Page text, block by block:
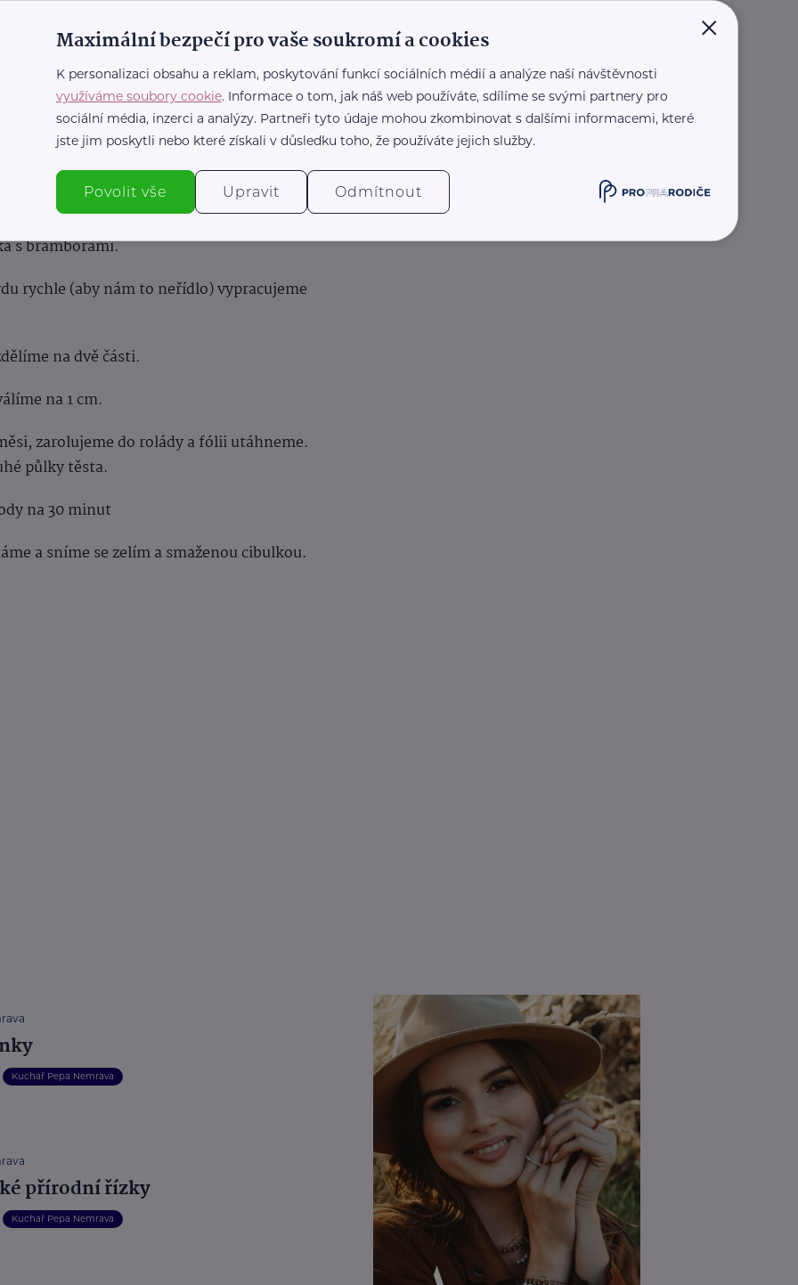
a přidáme k ní mleté maso.
chvilku provaříme, přidáme nasekanou
a nastrouháme na jemném struhadle.
vajíčka.
s bramborami.
rychle (aby nám to neřídlo) vypracujeme
na dvě části.
na 1 cm.
zarolujeme do rolády a fólii utáhneme.
půlky těsta.
na 30 minut
a sníme se zelím a smaženou cibulkou.
Kuchař Pepa Nemrava
přírodní řízky
Kuchař Pepa Nemrava
×
Maximální bezpečí pro vaše soukromí a cookies
K personalizaci obsahu a reklam, poskytování funkcí sociálních médií a analýze naší návštěvnosti
využíváme soubory cookie. Informace o tom, jak náš web používáte, sdílíme se svými partnery pro
sociální média, inzerci a analýzy. Partneři tyto údaje mohou zkombinovat s dalšími informacemi, které
jste jim poskytli nebo které získali v důsledku toho, že používáte jejich služby.
Povolit vše Upravit Odmítnout